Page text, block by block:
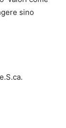
sino